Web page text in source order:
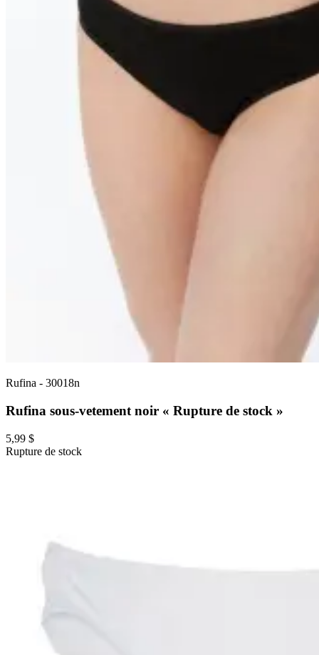
Rufina - 30018n
Rufina sous-vetement noir « Rupture de stock »
5,99 $
Rupture de stock